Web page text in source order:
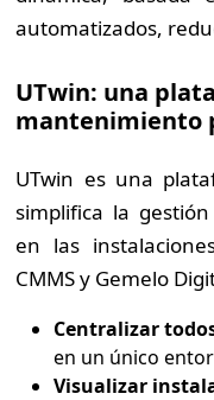
automatizados,
UTwin: una
mantenimiento
UTwin es una
simplifica la
en las
CMMS y Gemelo
Centralizar
en un único
Visualizar